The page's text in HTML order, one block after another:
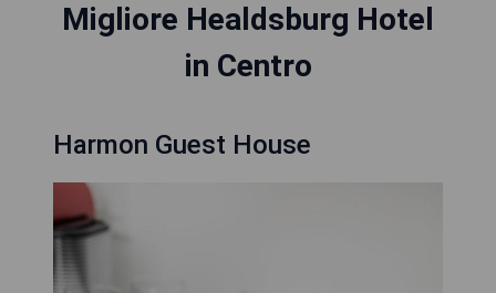
Migliore Healdsburg Hotel
in Centro
Harmon Guest House